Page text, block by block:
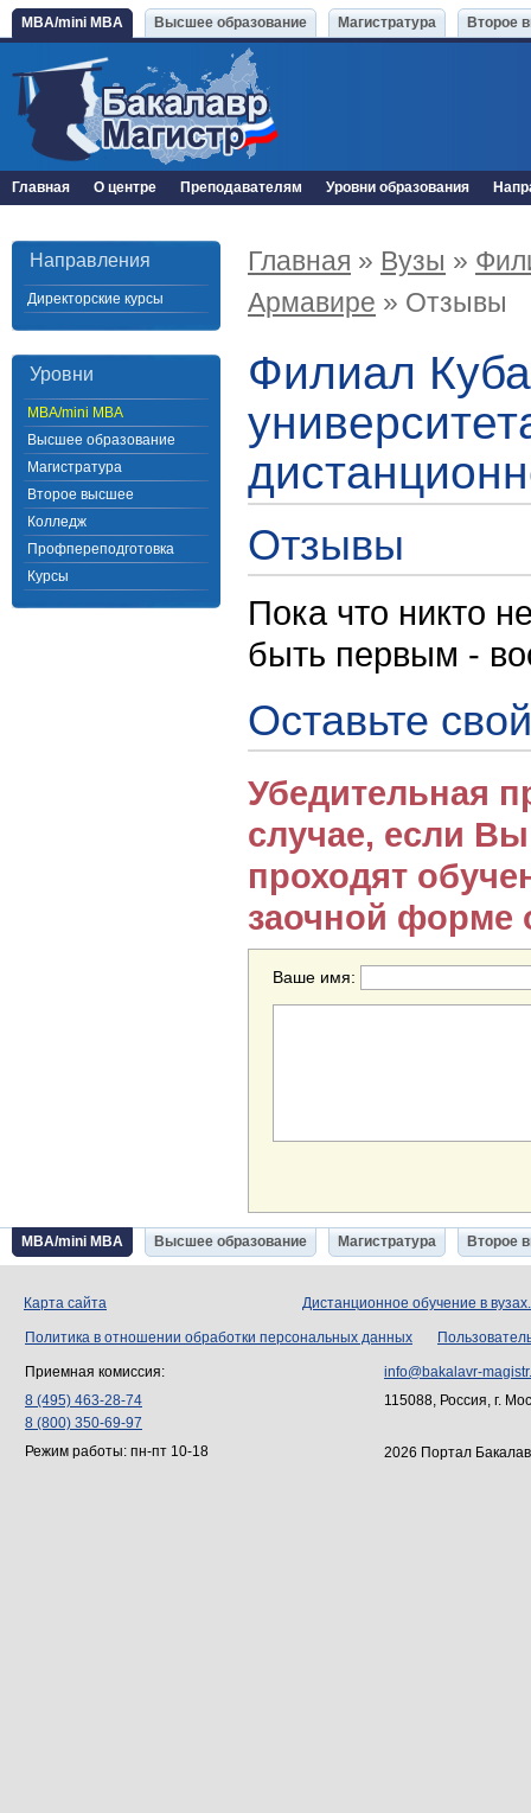
MBA/mini MBA Высшее образование Магистратура Второе
Главная О центре Преподавателям Уровни образования
Направления
Директорские курсы
Уровни
MBA/mini MBA
Высшее образование
Магистратура
Второе высшее
Колледж
Профпереподготовка
Курсы
Главная » Вузы »
Армавире » Отзывы
Филиал
Отзывы
Пока что никто
быть первым -
Оставьте
Убедительная
случае, если
проходят
заочной форме
Ваше имя:
MBA/mini MBA Высшее образование Магистратура Второе
Карта сайта Дистанционное обучение в
Политика в отношении обработки персональных данных
Приемная комиссия:
8 (495) 463-28-74
8 (800) 350-69-97
Режим работы: пн-пт 10-18
info@bakalavr-
115088, Россия, г.
2026 Портал